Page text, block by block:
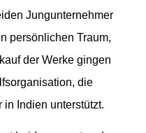
Jungunternehmer
persönlichen Traum,
der Werke gingen
die
in Indien unterstützt.